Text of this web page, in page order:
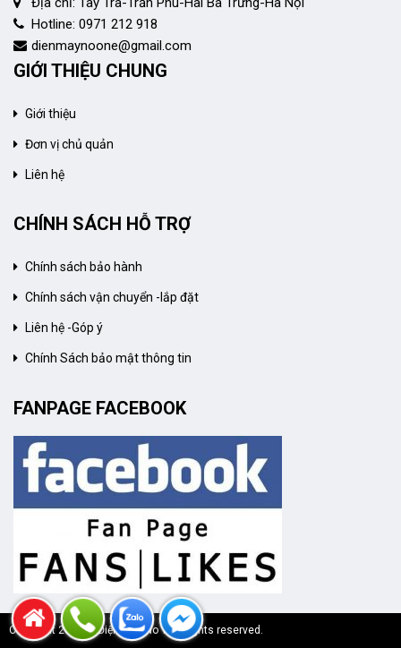
Hotline: 0971 212 918
dienmaynoone@gmail.com
GIỚI THIỆU CHUNG
Giới thiệu
Đơn vị chủ quản
Liên hệ
CHÍNH SÁCH HỖ TRỢ
Chính sách bảo hành
Chính sách vận chuyển -lắp đặt
Liên hệ -Góp ý
Chính Sách bảo mật thông tin
FANPAGE FACEBOOK
Copyright 2020 © Điện Máy No 1 All rights reserved.